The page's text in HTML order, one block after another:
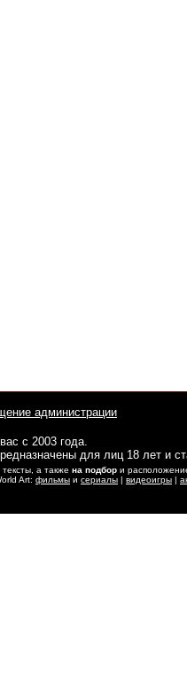
администрации
с 2003 года.
для лиц 18 лет и
а также на подбор и
Art: фильмы и сериалы | видеоигры |